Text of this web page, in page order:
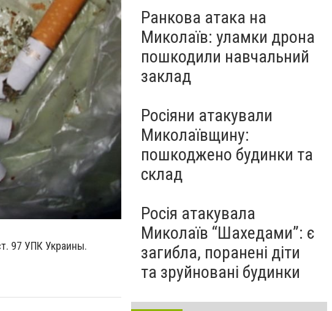
97 УПК Украины.
Ранкова атака на
Миколаїв: уламки дрона
пошкодили навчальний
заклад
Росіяни атакували
Миколаївщину:
пошкоджено будинки та
склад
Росія атакувала
Миколаїв “Шахедами”: є
загибла, поранені діти
та зруйновані будинки